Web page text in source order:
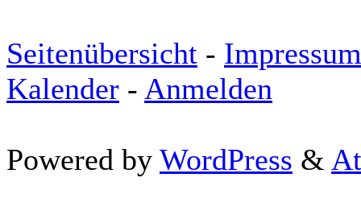
Seitenübersicht - Impressum
Kalender - Anmelden
Powered by WordPress &